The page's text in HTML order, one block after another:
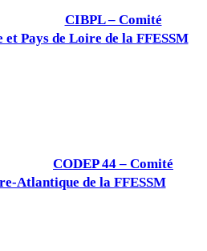
CIBPL – Comité
Pays de Loire de la FFESSM
CODEP 44 – Comité
Atlantique de la FFESSM